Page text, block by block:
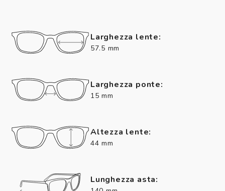
Larghezza lente:
57.5 mm
Larghezza ponte:
15 mm
Altezza lente:
44 mm
Lunghezza asta: